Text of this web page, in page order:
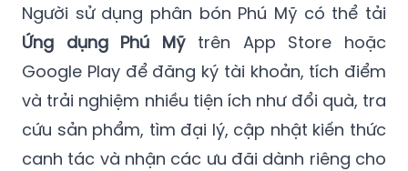
Người sử dụng phân bón Phú Mỹ có thể tải
Ứng dụng Phú Mỹtrên App Store hoặc
Google Play để đăng ký tài khoản, tích điểm
và trải nghiệm nhiều tiện ích như đổi quà, tra
cứu sản phẩm, tìm đại lý, cập nhật kiến thức
canh tác và nhận các ưu đãi dành riêng cho